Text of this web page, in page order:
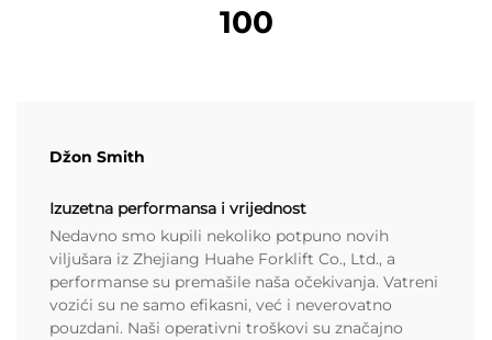
100
Džon Smith
Izuzetna performansa i vrijednost
Nedavno smo kupili nekoliko potpuno novih
viljušara iz Zhejiang Huahe Forklift Co., Ltd., a
performanse su premašile naša očekivanja. Vatreni
vozići su ne samo efikasni, već i neverovatno
pouzdani. Naši operativni troškovi su značajno